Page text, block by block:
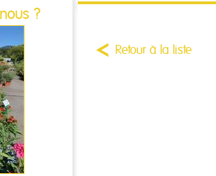
?
Retour à la liste